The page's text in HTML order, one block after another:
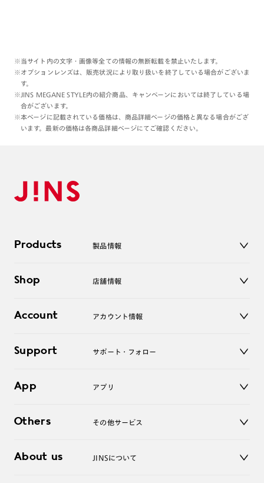
※当サイト内の文字・画像等全ての情報の無断転載を禁止いたします。
※オプションレンズは、販売状況により取り扱いを終了している場合がございま
す。
※JINS MEGANE STYLE内の紹介商品、キャンペーンにおいては終了している場
合がございます。
※本ページに記載されている価格は、商品詳細ページの価格と異なる場合がござ
います。最新の価格は各商品詳細ページにてご確認ください。
Products 製品情報
サングラス
コンタクトレンズ
アクセサリー
Shop 店舗情報
オンラインショップ
Account アカウント情報
ログアウト
Support サポート・フォロー
よくあるご質問
お問い合わせ
App アプリ
Others その他サービス
レンズ交換
About us JINSについて